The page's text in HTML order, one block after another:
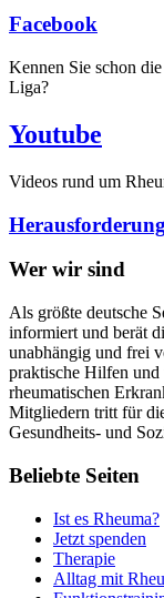
Facebook
Kennen Sie schon
Liga?
Youtube
Videos rund um
Wer wir sind
Als größte deutsche
informiert und berät
unabhängig und frei
praktische Hilfen und
rheumatischen
Mitgliedern tritt für
Gesundheits- und
Beliebte Seiten
Ist es Rheuma?
Jetzt spenden
Therapie
Alltag mit